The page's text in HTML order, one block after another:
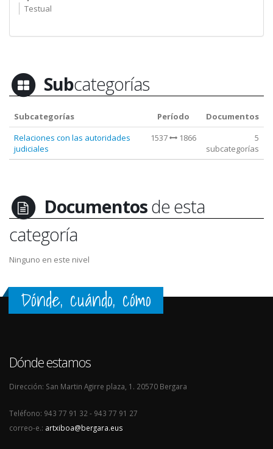
Testual
Subcategorías
Subcategorías Período
Documentos
Relaciones con las autoridades
judiciales
1537 1866
5
subcategorías
Documentosde esta
categoría
Ninguno en este nivel
Dónde, cuándo, cómo
Dónde estamos
Dirección: San Martin Agirre plaza, 1. 20570 Bergara
Teléfono: 943 77 91 32 - 943 77 91 27
correo-e.: artxiboa@bergara.eus